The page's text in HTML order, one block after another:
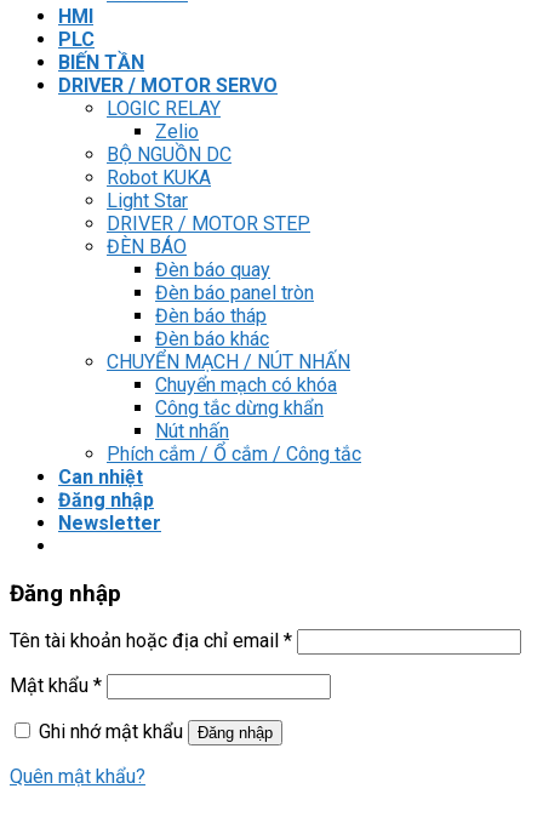
HMI
PLC
BIẾN TẦN
DRIVER / MOTOR SERVO
LOGIC RELAY
Zelio
BỘ NGUỒN DC
Robot KUKA
Light Star
DRIVER / MOTOR STEP
ĐÈN BÁO
Đèn báo quay
Đèn báo panel tròn
Đèn báo tháp
Đèn báo khác
CHUYỂN MẠCH / NÚT NHẤN
Chuyển mạch có khóa
Công tắc dừng khẩn
Nút nhấn
Phích cắm / Ổ cắm / Công tắc
Can nhiệt
Đăng nhập
Newsletter
Đăng nhập
Tên tài khoản hoặc địa chỉ email *
Mật khẩu *
Ghi nhớ mật khẩu
Đăng nhập
Quên mật khẩu?